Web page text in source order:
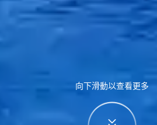
向下滑動以查看更多